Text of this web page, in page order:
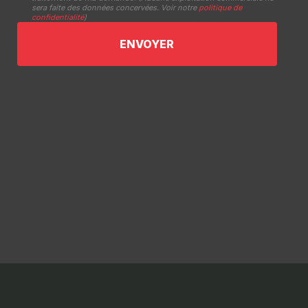
sera faite des données concervées. Voir notre politique de
confidentialité)